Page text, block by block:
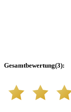
Gesamtbewertung(3):